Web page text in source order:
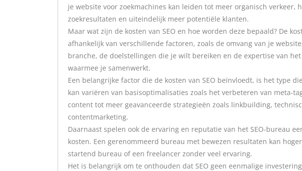
je website voor zoekmachines kan leiden tot meer organisch verkeer,
zoekresultaten en uiteindelijk meer potentiële klanten.
Maar wat zijn de kosten van SEO en hoe worden deze bepaald? De
afhankelijk van verschillende factoren, zoals de omvang van je
branche, de doelstellingen die je wilt bereiken en de expertise van
waarmee je samenwerkt.
Een belangrijke factor die de kosten van SEO beïnvloedt, is het type
kan variëren van basisoptimalisaties zoals het verbeteren van meta-
content tot meer geavanceerde strategieën zoals linkbuilding,
contentmarketing.
Daarnaast spelen ook de ervaring en reputatie van het SEO-bureau
kosten. Een gerenommeerd bureau met bewezen resultaten kan
startend bureau of een freelancer zonder veel ervaring.
Het is belangrijk om te onthouden dat SEO geen eenmalige